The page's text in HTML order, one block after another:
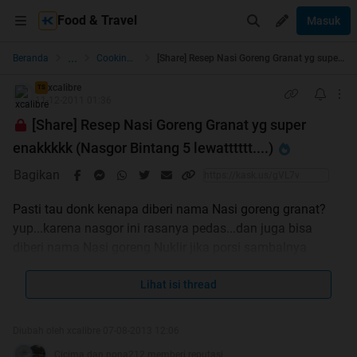
Food & Travel Masuk
Beranda ... Cooking & Resto Guide [Share] Resep Nasi Goreng Granat yg super enakkkkk (Nasgor Bintang 5 lewatttttt....)
TS xcalibre
11-12-2011 01:36
[Share] Resep Nasi Goreng Granat yg super
enakkkkk (Nasgor Bintang 5 lewatttttt....)
Bagikan
Pasti tau donk kenapa diberi nama Nasi goreng granat?
yup...karena nasgor ini rasanya pedas...dan juga bisa
pokoknya nasi goreng ini rasanya super enak dah..sudah
Lihat isi thread